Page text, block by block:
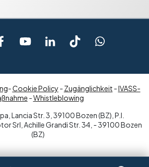
-Cookie Policy - Zugänglichkeit -IVASS-
-Whistleblowing
Lancia Str. 3, 39100 Bozen (BZ), P.I.
Srl, Achille Grandi Str. 34, - 39100 Bozen
(BZ)